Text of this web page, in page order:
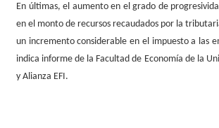
En últimas, el aumento en el grado de
en el monto de recursos recaudados por la
un incremento considerable en el impuesto a las
indica informe de la Facultad de Economía de la
y Alianza EFI.